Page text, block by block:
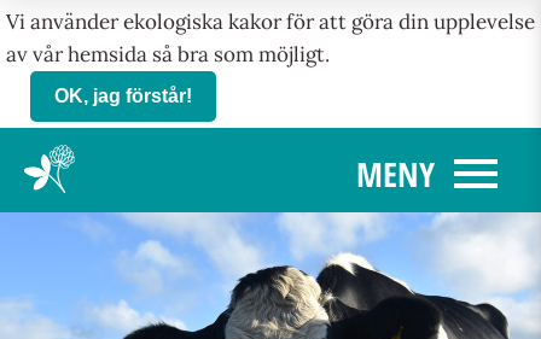
Vi använder ekologiska kakor för att göra din upplevelse
av vår hemsida så bra som möjligt.
OK, jag förstår!
MENY menu